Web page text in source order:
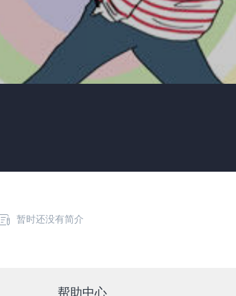
暂时还没有简介
帮助中心